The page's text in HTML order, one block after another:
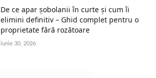
De ce apar șobolanii în curte și cum îi
elimini definitiv – Ghid complet pentru o
proprietate fără rozătoare
iunie 30, 2026